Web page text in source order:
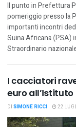
Il punto in Prefettura
pomeriggio presso la
importanti incontri
Suina Africana (PSA)
Straordinario
I cacciatori
euro
DI SIMONE RICCI 22